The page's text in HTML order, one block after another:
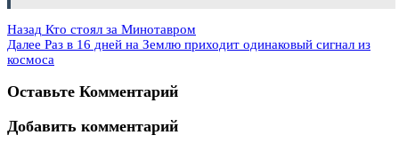
Назад Кто стоял за Минотавром
Далее Раз в 16 дней на Землю приходит одинаковый сигнал из
космоса
Оставьте Комментарий
Добавить комментарий